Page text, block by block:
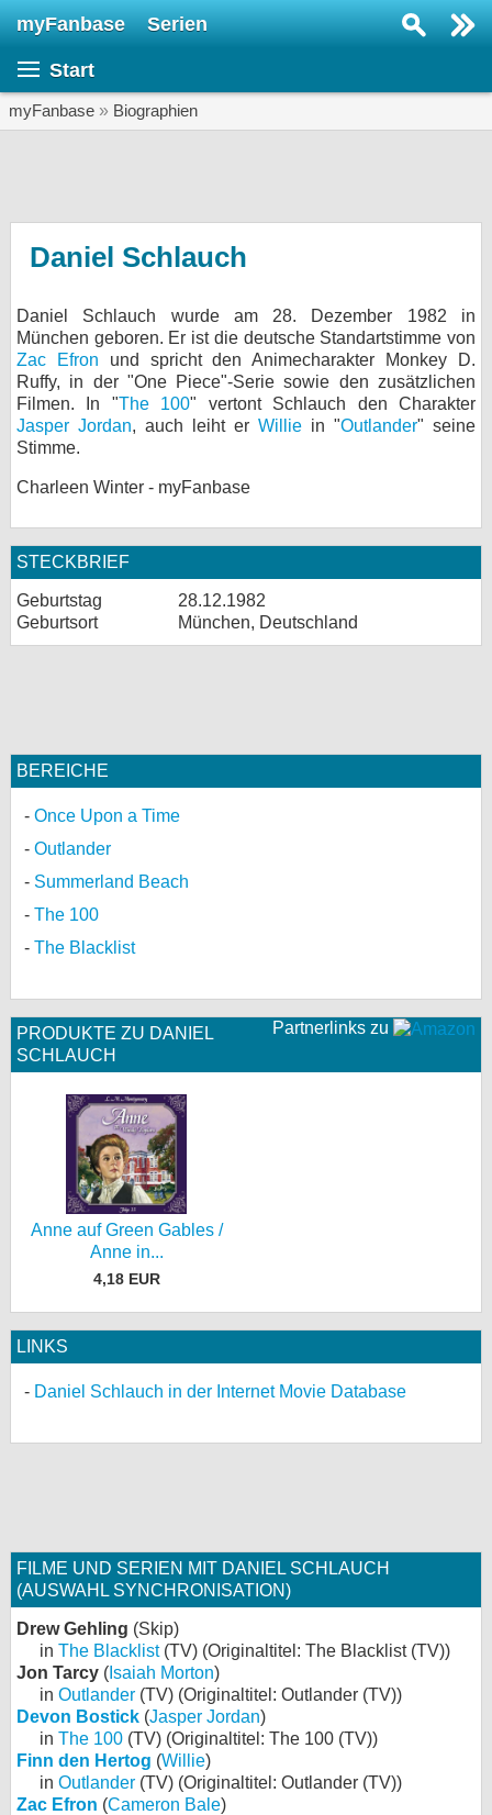
myFanbase Serien
Start
myFanbase » Biographien
Daniel Schlauch
Daniel Schlauch wurde am 28. Dezember 1982 in
München geboren. Er ist die deutsche Standartstimme von
Zac Efron und spricht den Animecharakter Monkey D.
Ruffy, in der "One Piece"-Serie sowie den zusätzlichen
Filmen. In "The 100" vertont Schlauch den Charakter
Jasper Jordan, auch leiht er Willie in "Outlander" seine
Stimme.
Charleen Winter - myFanbase
STECKBRIEF
Geburtstag
28.12.1982
Geburtsort
München, Deutschland
BEREICHE
Once Upon a Time
Outlander
Summerland Beach
The 100
The Blacklist
Partnerlinks zu
PRODUKTE ZU DANIEL
SCHLAUCH
Anne auf Green Gables /
Anne in...
4,18 EUR
LINKS
Daniel Schlauch in der Internet Movie Database
FILME UND SERIEN MIT DANIEL SCHLAUCH
(AUSWAHL SYNCHRONISATION)
Drew Gehling (Skip)
in The Blacklist(TV) (Originaltitel: The Blacklist (TV))
Jon Tarcy ( Isaiah Morton)
in Outlander (TV) (Originaltitel: Outlander (TV))
Devon Bostick (Jasper Jordan)
in The 100 (TV) (Originaltitel: The 100 (TV))
Finn den Hertog (Willie)
in Outlander (TV) (Originaltitel: Outlander (TV))
Zac Efron (Cameron Bale)
KULTUR
Specials
SERVICE
Gewinnspiele
Kontakt